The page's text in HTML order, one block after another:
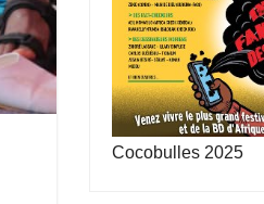
Cocobulles 2025